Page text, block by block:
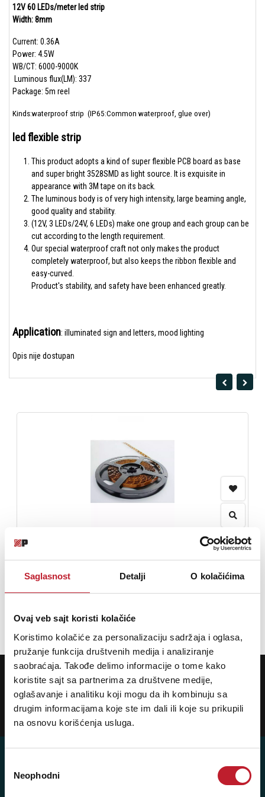
Saglasnost Detalji O kolačićima
Ovaj veb sajt koristi kolačiće
Koristimo kolačiće za personalizaciju sadržaja i oglasa,
pružanje funkcija društvenih medija i analiziranje
saobraćaja. Takođe delimo informacije o tome kako
koristite sajt sa partnerima za društvene medije,
oglašavanje i analitiku koji mogu da ih kombinuju sa
drugim informacijama koje ste im dali ili koje su prikupili
na osnovu korišćenja usluga.
сагласности
Neophodni
12V 60 LEDs/meter led strip
Width: 8mm
Current: 0.36A
Power: 4.5W
WB/CT: 6000-9000K
Luminous flux(LM): 337
Package: 5m reel
Kinds:waterproof strip (IP65:Common waterproof, glue over)
led flexible strip
This product adopts a kind of super flexible PCB board as base
and super bright 3528SMD as light source. It is exquisite in
appearance with 3M tape on its back.
The luminous body is of very high intensity, large beaming angle,
good quality and stability.
(12V, 3 LEDs/24V, 6 LEDs) make one group and each group can be
cut according to the length requirement.
Our special waterproof craft not only makes the product
completely waterproof, but also keeps the ribbon flexible and
easy-curved.
Product's stability, and safety have been enhanced greatly.
Application: illuminated sign and letters, mood lighting
Opis nije dostupan
588,00RSD
682,00RSD
DODAJ U KORPU
POTREBNA VAM JE POMOĆ? POZOVITE NAS!
Ukoliko želite da dobijete najnovije informacije o novitetima i popustima,
Prijavi